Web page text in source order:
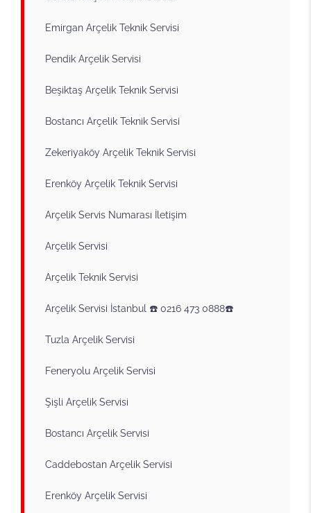
Emirgan Arçelik Teknik Servisi
Pendik Arçelik Servisi
Beşiktaş Arçelik Teknik Servisi
Bostancı Arçelik Teknik Servisi
Zekeriyaköy Arçelik Teknik Servisi
Erenköy Arçelik Teknik Servisi
Arçelik Servis Numarası İletişim
Arçelik Servisi
Arçelik Teknik Servisi
Arçelik Servisi İstanbul ☎️ 0216 473 0888☎️
Tuzla Arçelik Servisi
Feneryolu Arçelik Servisi
Şişli Arçelik Servisi
Bostancı Arçelik Servisi
Caddebostan Arçelik Servisi
Erenköy Arçelik Servisi